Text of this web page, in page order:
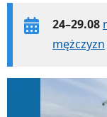
24–29.08
mężczyzn